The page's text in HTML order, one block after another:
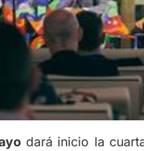
dará inicio la